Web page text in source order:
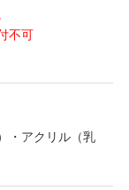
不可
・アクリル（乳